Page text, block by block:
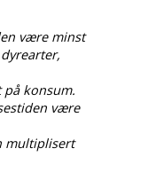
være minst
konsum.
være
multiplisert